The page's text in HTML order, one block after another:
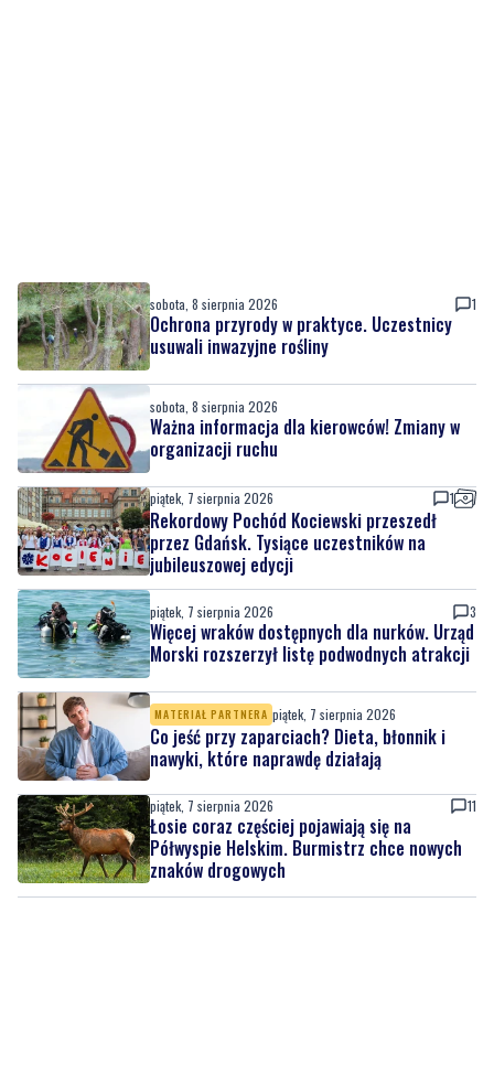
sobota, 8 sierpnia 2026 1
Ochrona przyrody w praktyce. Uczestnicy
usuwali inwazyjne rośliny
sobota, 8 sierpnia 2026
Ważna informacja dla kierowców! Zmiany w
organizacji ruchu
piątek, 7 sierpnia 2026 1
Rekordowy Pochód Kociewski przeszedł
przez Gdańsk. Tysiące uczestników na
jubileuszowej edycji
piątek, 7 sierpnia 2026 3
Więcej wraków dostępnych dla nurków. Urząd
Morski rozszerzył listę podwodnych atrakcji
MATERIAŁ PARTNERA piątek, 7 sierpnia 2026
Co jeść przy zaparciach? Dieta, błonnik i
nawyki, które naprawdę działają
piątek, 7 sierpnia 2026 11
Łosie coraz częściej pojawiają się na
Półwyspie Helskim. Burmistrz chce nowych
znaków drogowych